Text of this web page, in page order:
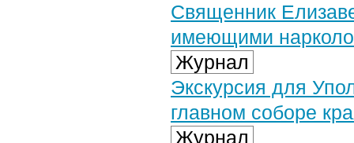
Священник
имеющими
Журнал
Экскурсия для
главном соборе
Журнал